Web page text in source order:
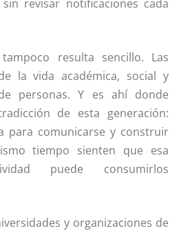
revisar notificaciones cada
resulta sencillo. Las
la vida académica, social y
personas. Y es ahí donde
de esta generación:
para comunicarse y construir
tiempo sienten que esa
puede consumirlos
y organizaciones de